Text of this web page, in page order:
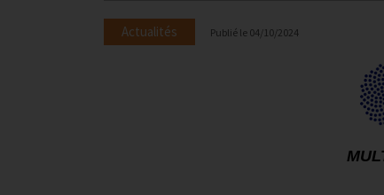
Actualités Publié le 04/10/2024